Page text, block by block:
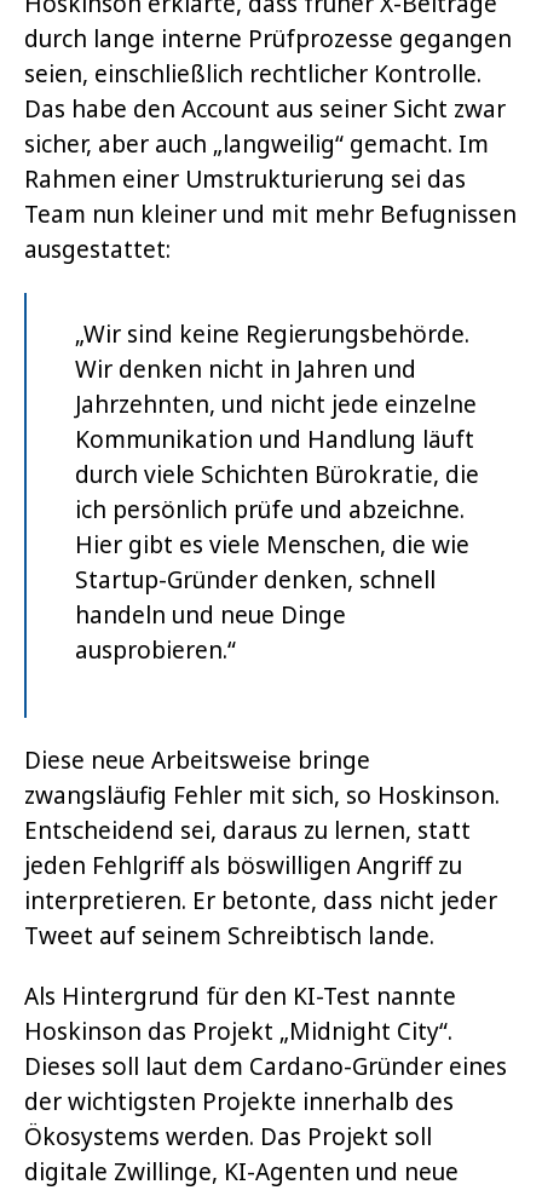
durch lange interne Prüfprozesse gegangen
seien, einschließlich rechtlicher Kontrolle.
Das habe den Account aus seiner Sicht zwar
sicher, aber auch „langweilig“ gemacht. Im
Rahmen einer Umstrukturierung sei das
Team nun kleiner und mit mehr Befugnissen
ausgestattet:
„Wir sind keine Regierungsbehörde.
Wir denken nicht in Jahren und
Jahrzehnten, und nicht jede einzelne
Kommunikation und Handlung läuft
durch viele Schichten Bürokratie, die
ich persönlich prüfe und abzeichne.
Hier gibt es viele Menschen, die wie
Startup-Gründer denken, schnell
handeln und neue Dinge
ausprobieren.“
Diese neue Arbeitsweise bringe
zwangsläufig Fehler mit sich, so Hoskinson.
Entscheidend sei, daraus zu lernen, statt
jeden Fehlgriff als böswilligen Angriff zu
interpretieren. Er betonte, dass nicht jeder
Tweet auf seinem Schreibtisch lande.
Als Hintergrund für den KI-Test nannte
Hoskinson das Projekt „Midnight City“.
Dieses soll laut dem Cardano-Gründer eines
der wichtigsten Projekte innerhalb des
Ökosystems werden. Das Projekt soll
digitale Zwillinge, KI-Agenten und neue